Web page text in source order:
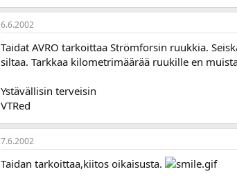
6.6.2002
Taidat AVRO tarkoittaa Strömforsin ruukkia.
siltaa. Tarkkaa kilometrimäärää ruukille en
Ystävällisin terveisin
VTRed
7.6.2002
Taidan tarkoittaa,kiitos oikaisusta.